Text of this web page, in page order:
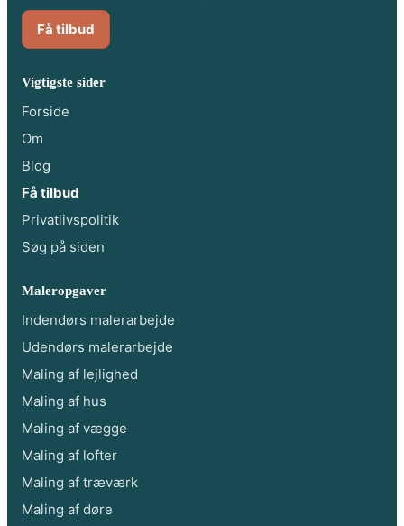
Få tilbud
Vigtigste sider
Forside
Om
Blog
Få tilbud
Privatlivspolitik
Søg på siden
Maleropgaver
Indendørs malerarbejde
Udendørs malerarbejde
Maling af lejlighed
Maling af hus
Maling af vægge
Maling af lofter
Maling af træværk
Maling af døre